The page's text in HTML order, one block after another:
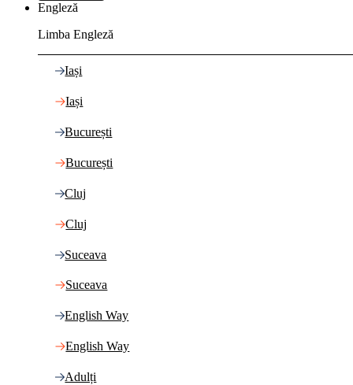
Engleză
Limba Engleză
Iași
Iași
București
București
Cluj
Cluj
Suceava
Suceava
English Way
English Way
Adulți